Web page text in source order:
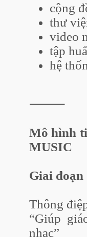
cộng
thư
video
tập
hệ
⸻
Mô hình
MUSIC
Giai
Thông
“Giúp
nhạc”